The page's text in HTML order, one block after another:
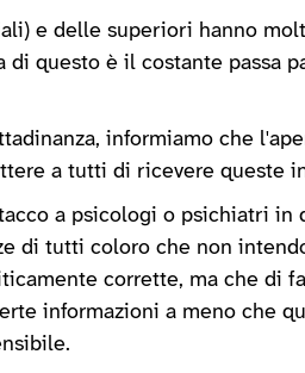
e delle superiori hanno
questo è il costante passa
informiamo che
a tutti di ricevere queste
a psicologi o psichiatri in
di tutti coloro che non
corrette, ma che di
informazioni a meno che